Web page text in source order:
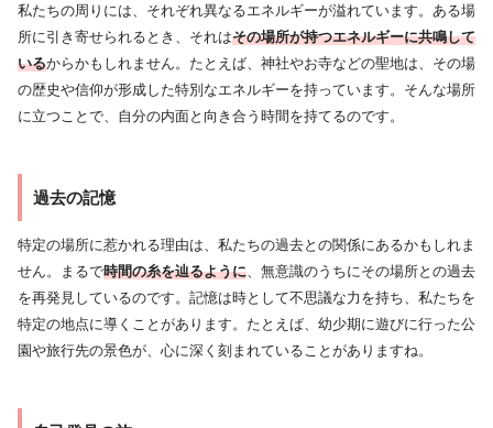
私たちの周りには、それぞれ異なるエネルギーが溢れています。ある場
所に引き寄せられるとき、それはその場所が持つエネルギーに共鳴して
いるからかもしれません。たとえば、神社やお寺などの聖地は、その場
の歴史や信仰が形成した特別なエネルギーを持っています。そんな場所
に立つことで、自分の内面と向き合う時間を持てるのです。
過去の記憶
特定の場所に惹かれる理由は、私たちの過去との関係にあるかもしれま
せん。まるで時間の糸を辿るように、無意識のうちにその場所との過去
を再発見しているのです。記憶は時として不思議な力を持ち、私たちを
特定の地点に導くことがあります。たとえば、幼少期に遊びに行った公
園や旅行先の景色が、心に深く刻まれていることがありますね。